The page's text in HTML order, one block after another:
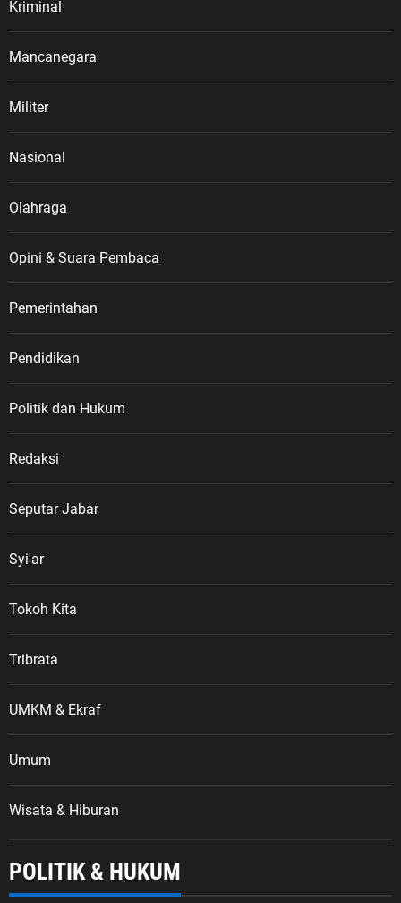
Kriminal
Mancanegara
Militer
Nasional
Olahraga
Opini & Suara Pembaca
Pemerintahan
Pendidikan
Politik dan Hukum
Redaksi
Seputar Jabar
Syi'ar
Tokoh Kita
Tribrata
UMKM & Ekraf
Umum
Wisata & Hiburan
POLITIK & HUKUM